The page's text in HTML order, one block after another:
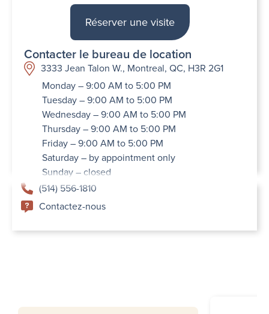
Réserver une visite
Contacter le bureau de location
3333 Jean Talon W., Montreal, QC, H3R 2G1
Monday – 9:00 AM to 5:00 PM
Tuesday – 9:00 AM to 5:00 PM
Wednesday – 9:00 AM to 5:00 PM
Thursday – 9:00 AM to 5:00 PM
Friday – 9:00 AM to 5:00 PM
Saturday – by appointment only
Sunday – closed
(514) 556-1810
Contactez-nous